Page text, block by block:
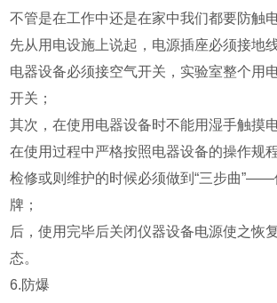
不管是在工作中还是在家中我们都要防触电
先从用电设施上说起，电源插座必须接地
电器设备必须接空气开关，实验室整个用
开关；
其次，在使用电器设备时不能用湿手触摸
在使用过程中严格按照电器设备的操作规
检修或则维护的时候必须做到“三步曲
牌；
后，使用完毕后关闭仪器设备电源使之恢
态。
6.防爆